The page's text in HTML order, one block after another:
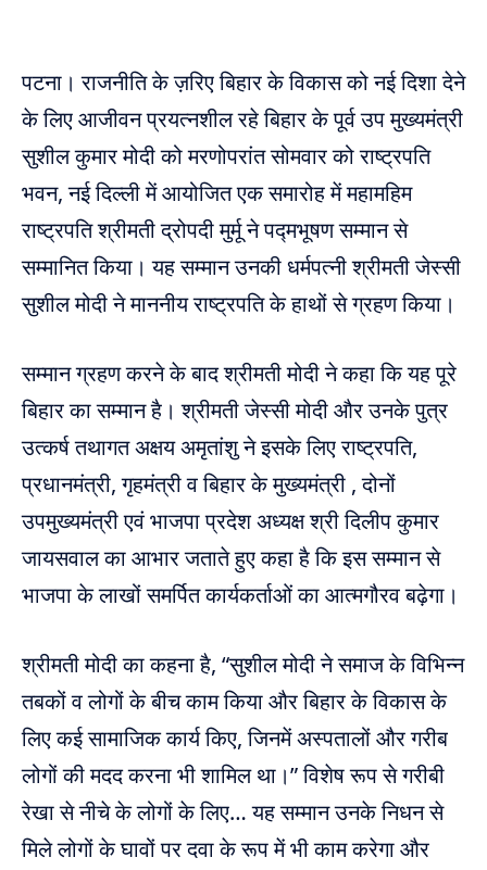
पटना। राजनीति के ज़रिए बिहार के विकास को नई दिशा देने
के लिए आजीवन प्रयत्नशील रहे बिहार के पूर्व उप मुख्यमंत्री
सुशील कुमार मोदी को मरणोपरांत सोमवार को राष्ट्रपति
भवन, नई दिल्ली में आयोजित एक समारोह में महामहिम
राष्ट्रपति श्रीमती द्रोपदी मुर्मू ने पद्मभूषण सम्मान से
सम्मानित किया। यह सम्मान उनकी धर्मपत्नी श्रीमती जेस्सी
सुशील मोदी ने माननीय राष्ट्रपति के हाथों से ग्रहण किया।
सम्मान ग्रहण करने के बाद श्रीमती मोदी ने कहा कि यह पूरे
बिहार का सम्मान है। श्रीमती जेस्सी मोदी और उनके पुत्र
उत्कर्ष तथागत अक्षय अमृतांशु ने इसके लिए राष्ट्रपति,
प्रधानमंत्री, गृहमंत्री व बिहार के मुख्यमंत्री , दोनों
उपमुख्यमंत्री एवं भाजपा प्रदेश अध्यक्ष श्री दिलीप कुमार
जायसवाल का आभार जताते हुए कहा है कि इस सम्मान से
भाजपा के लाखों समर्पित कार्यकर्ताओं का आत्मगौरव बढ़ेगा।
श्रीमती मोदी का कहना है, “सुशील मोदी ने समाज के विभिन्न
तबकों व लोगों के बीच काम किया और बिहार के विकास के
लिए कई सामाजिक कार्य किए, जिनमें अस्पतालों और गरीब
लोगों की मदद करना भी शामिल था।” विशेष रूप से गरीबी
रेखा से नीचे के लोगों के लिए… यह सम्मान उनके निधन से
मिले लोगों के घावों पर दवा के रूप में भी काम करेगा और